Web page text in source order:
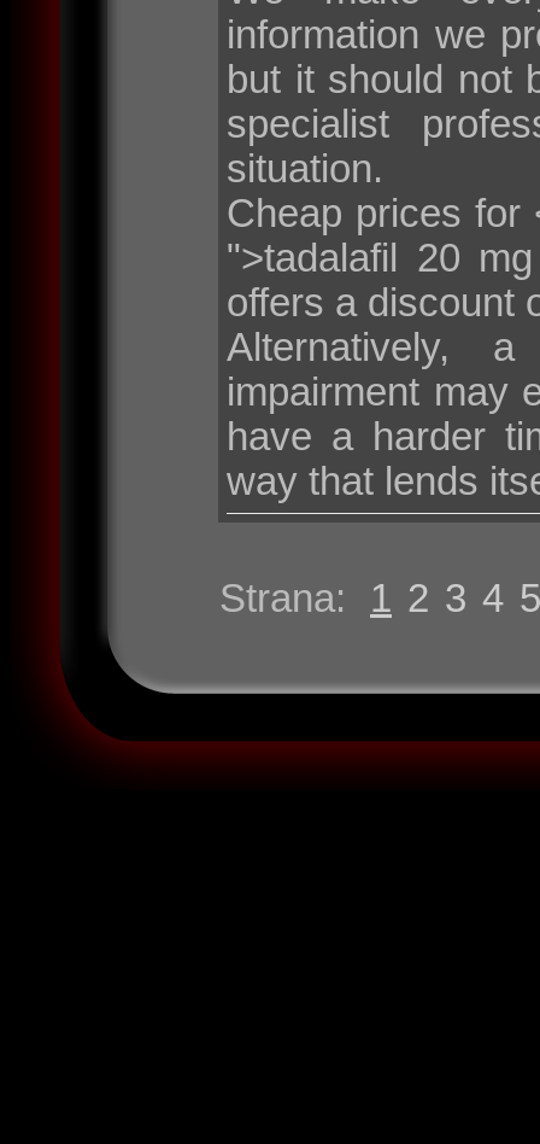
information we
but it should not
specialist
situation.
Cheap prices for
">tadalafil 20
offers a discount
Alternatively,
impairment may
have a harder
way that lends
Strana: 1 2 3 4 5